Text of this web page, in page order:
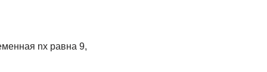
nх равна 9,